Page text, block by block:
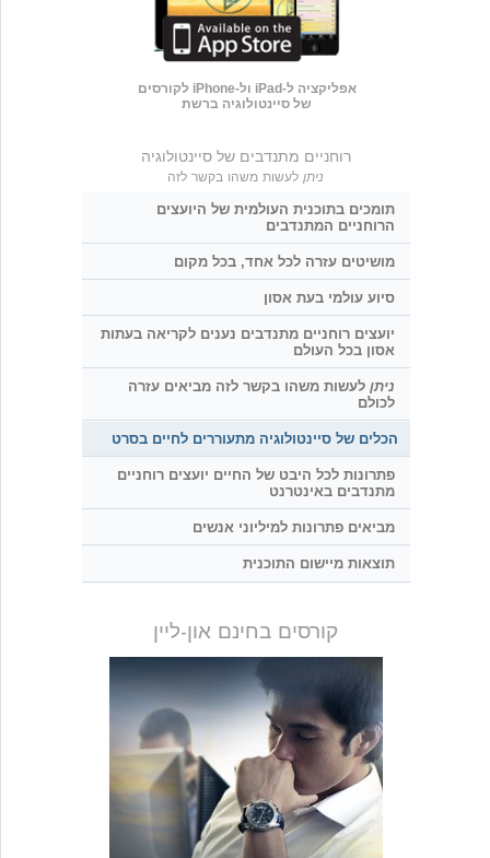
אפליקציה ל-iPad ול-iPhone לקורסים
של סיינטולוגיה ברשת
רוחניים מתנדבים של סיינטולוגיה
ניתן לעשות משהו בקשר לזה
תומכים בתוכנית העולמית של היועצים
הרוחניים המתנדבים
מושיטים עזרה לכל אחד, בכל מקום
סיוע עולמי בעת אסון
יועצים רוחניים מתנדבים נענים לקריאה בעתות
אסון בכל העולם
ניתןלעשות משהו בקשר לזה מביאים עזרה
לכולם
הכלים של סיינטולוגיה מתעוררים לחיים בסרט
פתרונות לכל היבט של החיים יועצים רוחניים
מתנדבים באינטרנט
מביאים פתרונות למיליוני אנשים
תוצאות מיישום התוכנית
קורסים בחינם און-ליין